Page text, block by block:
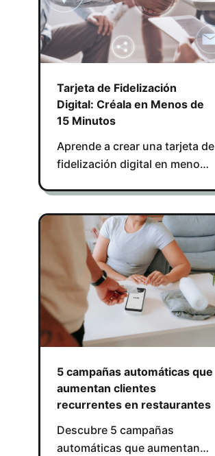
Tarjeta de Fidelización
Digital: Créala en Menos de
15 Minutos
Aprende a crear una tarjeta de
fidelización digital en menos
retención de clientes sin usar
tarjetas de papel.
5 campañas automáticas que
aumentan clientes
recurrentes en restaurantes
Descubre 5 campañas
automáticas que aumentan